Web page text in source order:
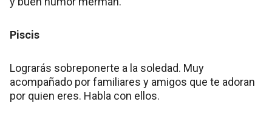
Piscis
Lograrás sobreponerte a la soledad. Muy
acompañado por familiares y amigos que te adoran
por quien eres. Habla con ellos.